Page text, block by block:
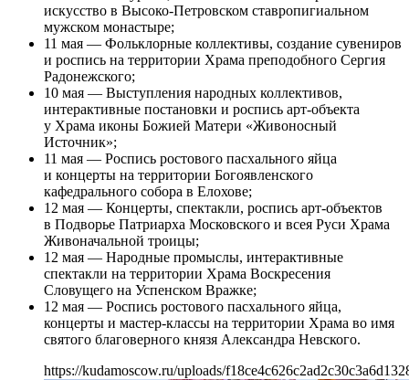
искусство в Высоко-Петровском ставропигиальном
мужском монастыре;
11 мая — Фольклорные коллективы, создание сувениров
и роспись на территории Храма преподобного Сергия
Радонежского;
10 мая — Выступления народных коллективов,
интерактивные постановки и роспись арт-объекта
у Храма иконы Божией Матери «Живоносный
Источник»;
11 мая — Роспись ростового пасхального яйца
и концерты на территории Богоявленского
кафедрального собора в Елохове;
12 мая — Концерты, спектакли, роспись арт-объектов
в Подворье Патриарха Московского и всея Руси Храма
Живоначальной троицы;
12 мая — Народные промыслы, интерактивные
спектакли на территории Храма Воскресения
Словущего на Успенском Вражке;
12 мая — Роспись ростового пасхального яйца,
концерты и мастер-классы на территории Храма во имя
святого благоверного князя Александра Невского.
https://kudamoscow.ru/uploads/